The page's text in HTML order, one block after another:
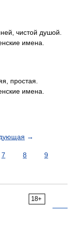
чистой душой.
имена.
простая.
имена.
→
7 8
9
18+